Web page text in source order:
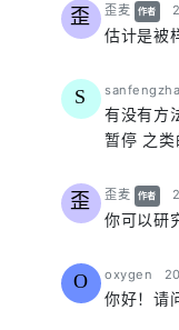
歪 歪麦 says:
作者
估计是被
S
有没有方
暂停 之
歪 歪麦 says:
作者
你可以研
O oxygen
你好！请